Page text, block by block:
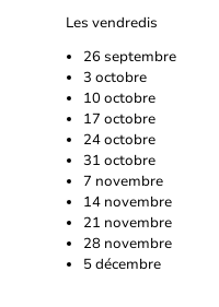
Les vendredis
26 septembre
3 octobre
10 octobre
17 octobre
24 octobre
31 octobre
7 novembre
14 novembre
21 novembre
28 novembre
5 décembre